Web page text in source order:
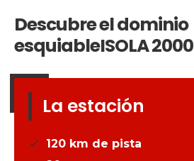
La estación
120 km de pista
Descubre el dominio
esquiableISOLA 2000